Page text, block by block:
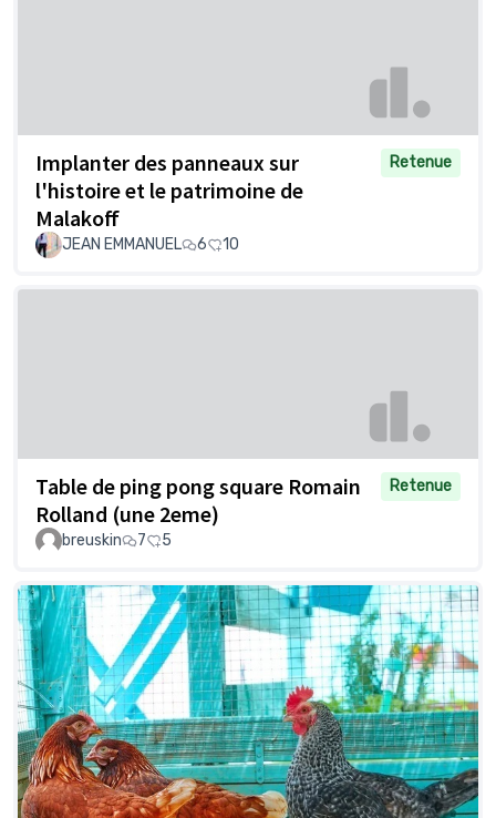
Implanter des panneaux sur
l'histoire et le patrimoine de
Malakoff
Retenue
JEAN EMMANUEL 6 10
Table de ping pong square Romain
Rolland (une 2eme)
Retenue
breuskin 7 5